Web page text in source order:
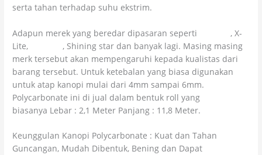
serta tahan terhadap suhu ekstrim.
Adapun merek yang beredar dipasaran seperti
, X-
Lite,
, Shining star dan banyak lagi. Masing masing
merk tersebut akan mempengaruhi kepada kualistas dari
barang tersebut. Untuk ketebalan yang biasa digunakan
untuk atap kanopi mulai dari 4mm sampai 6mm.
Polycarbonate ini di jual dalam bentuk roll yang
biasanya Lebar : 2,1 Meter Panjang : 11,8 Meter.
Keunggulan Kanopi Polycarbonate : Kuat dan Tahan
Guncangan, Mudah Dibentuk, Bening dan Dapat